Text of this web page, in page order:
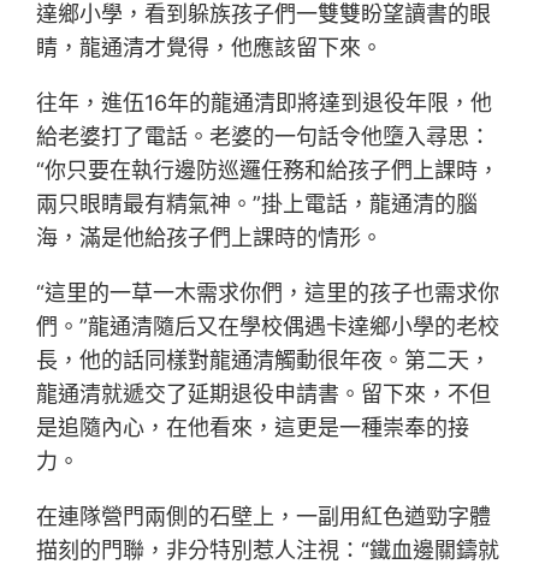
達鄉小學，看到躲族孩子們一雙雙盼望讀書的眼
睛，龍通清才覺得，他應該留下來。
往年，進伍16年的龍通清即將達到退役年限，他
給老婆打了電話。老婆的一句話令他墮入尋思：
“你只要在執行邊防巡邏任務和給孩子們上課時，
兩只眼睛最有精氣神。”掛上電話，龍通清的腦
海，滿是他給孩子們上課時的情形。
“這里的一草一木需求你們，這里的孩子也需求你
們。”龍通清隨后又在學校偶遇卡達鄉小學的老校
長，他的話同樣對龍通清觸動很年夜。第二天，
龍通清就遞交了延期退役申請書。留下來，不但
是追隨內心，在他看來，這更是一種崇奉的接
力。
在連隊營門兩側的石壁上，一副用紅色遒勁字體
描刻的門聯，非分特別惹人注視：“鐵血邊關鑄就